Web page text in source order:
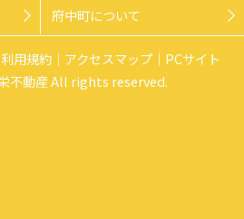
府中町について
利用規約 アクセスマップ
PCサイト
不動産 All rights reserved.